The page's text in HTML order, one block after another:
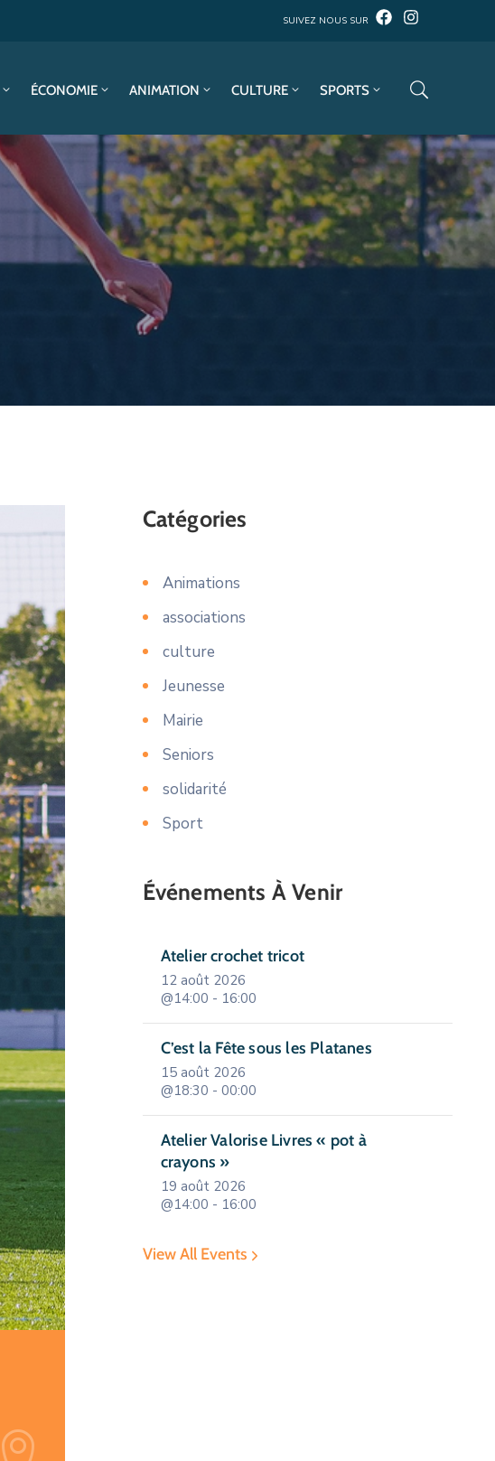
SUIVEZ NOUS SUR
ÉCONOMIE ANIMATION CULTURE SPORTS
Catégories
Animations
associations
culture
Jeunesse
Mairie
Seniors
solidarité
Sport
Événements À Venir
Atelier crochet tricot
12 août 2026
@14:00 - 16:00
C’est la Fête sous les Platanes
15 août 2026
@18:30 - 00:00
Atelier Valorise Livres « pot à
crayons »
19 août 2026
@14:00 - 16:00
View All Events